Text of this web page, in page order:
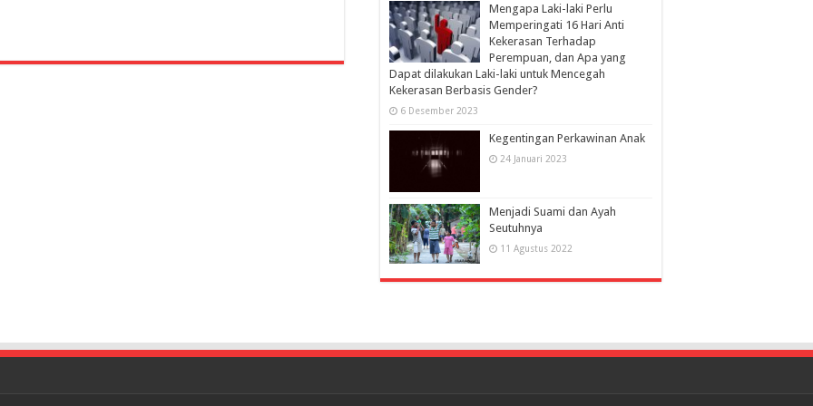
Mengapa Laki-laki Perlu
Memperingati 16 Hari Anti
Kekerasan Terhadap
Perempuan, dan Apa yang
Dapat dilakukan Laki-laki untuk Mencegah
Kekerasan Berbasis Gender?
6 Desember 2023
Kegentingan Perkawinan Anak
24 Januari 2023
Menjadi Suami dan Ayah
Seutuhnya
11 Agustus 2022